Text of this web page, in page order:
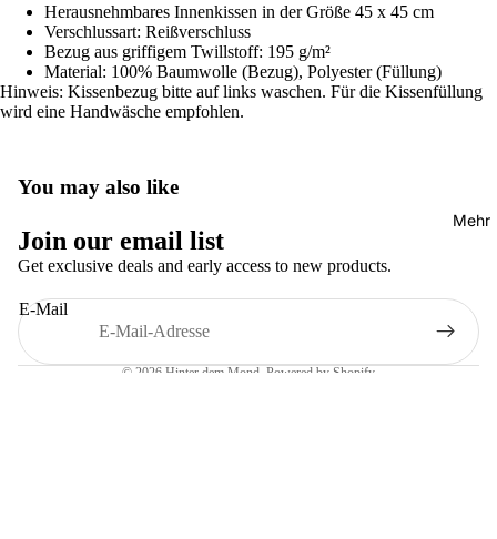
Mehr
Herausnehmbares Innenkissen in der Größe 45 x 45 cm
Verschlussart: Reißverschluss
Bezug aus griffigem Twillstoff: 195 g/m²
Material: 100% Baumwolle (Bezug), Polyester (Füllung)
Hinweis: Kissenbezug bitte auf links waschen. Für die Kissenfüllung
wird eine Handwäsche empfohlen.
You may also like
Join our email list
Get exclusive deals and early access to new products.
E-Mail
© 2026 Hinter dem Mond , Powered by Shopify
Datenschutzerklärung
Versand